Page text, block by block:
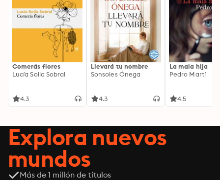
Comerás flores
Lucía Solla Sobral
4.3
Llevará tu nombre
Sonsoles Ónega
4.3
La mala hija
Pedro Martí
4.5
Explora nuevos
mundos
Más de 1 millón de títulos